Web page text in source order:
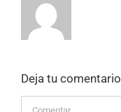
Deja tu comentario
Comentar